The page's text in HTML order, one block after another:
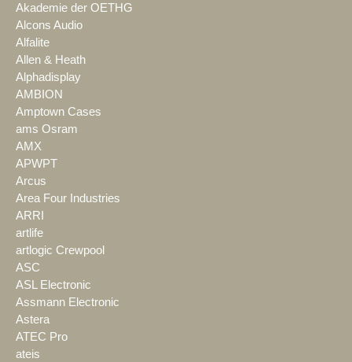
Akademie der OETHG
Alcons Audio
Alfalite
Allen & Heath
Alphadisplay
AMBION
Amptown Cases
ams Osram
AMX
APWPT
Arcus
Area Four Industries
ARRI
artlife
artlogic Crewpool
ASC
ASL Electronic
Assmann Electronic
Astera
ATEC Pro
ateis